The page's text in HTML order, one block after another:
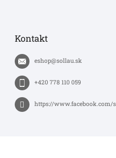
Kontakt
eshop@sollau.sk
+420 778 110 059
https://www.facebook.com/